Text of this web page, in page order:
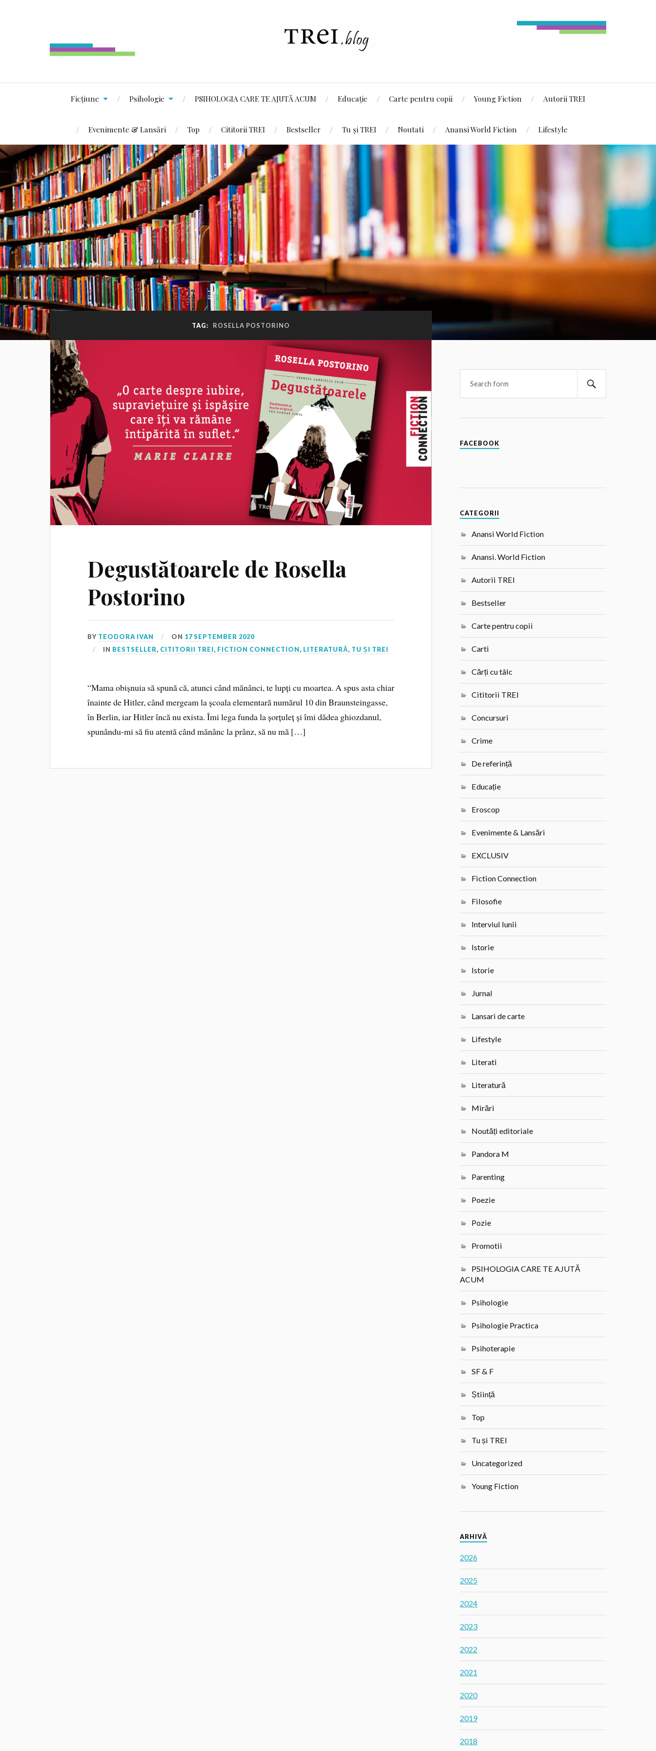
Ficțiune Psihologie PSIHOLOGIA CARE TE AJUTĂ ACUM Educație Carte pentru copii Young Fiction Autorii TREI
Evenimente & Lansări Top Cititorii TREI Bestseller Tu și TREI Noutati Anansi World Fiction Lifestyle
TAG: ROSELLA POSTORINO
Degustătoarele de Rosella
Postorino
BY TEODORA IVAN ON 17 SEPTEMBER 2020
IN BESTSELLER, CITITORII TREI, FICTION CONNECTION, LITERATURĂ, TU ȘI TREI
“Mama obișnuia să spună că, atunci când mănânci, te lupți cu moartea. A spus asta chiar
înainte de Hitler, când mergeam la școala elementară numărul 10 din Braunsteingasse,
în Berlin, iar Hitler încă nu exista. Îmi lega funda la șorțuleț și îmi dădea ghiozdanul,
spunându-mi să fiu atentă când mănânc la prânz, să nu mă […]
FACEBOOK
CATEGORII
Anansi World Fiction
Anansi. World Fiction
Autorii TREI
Bestseller
Carte pentru copii
Carti
Cărți cu tâlc
Cititorii TREI
Concursuri
Crime
De referință
Educație
Eroscop
Evenimente & Lansări
EXCLUSIV
Fiction Connection
Filosofie
Interviul lunii
Istorie
Istorie
Jurnal
Lansari de carte
Lifestyle
Literati
Literatură
Mirări
Noutăți editoriale
Pandora M
Parenting
Poezie
Pozie
Promotii
PSIHOLOGIA CARE TE AJUTĂ
ACUM
Psihologie
Psihologie Practica
Psihoterapie
SF & F
Știință
Top
Tu și TREI
Uncategorized
Young Fiction
ARHIVĂ
2026
2025
2024
2023
2022
2021
2020
2019
2018